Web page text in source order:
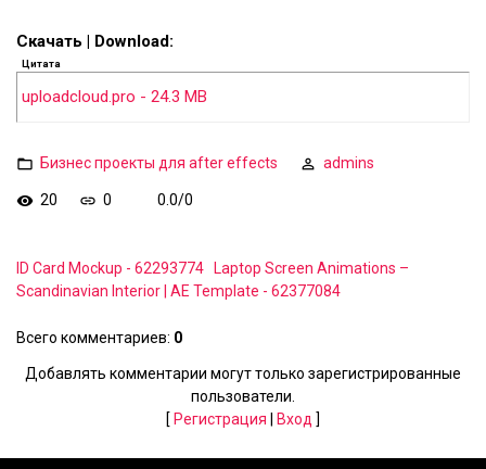
Скачать | Download:
Цитата
uploadcloud.pro - 24.3 MB
Бизнес проекты для after effects admins
20 0 0.0/0
ID Card Mockup - 62293774
Laptop Screen Animations –
Scandinavian Interior | AE Template - 62377084
Всего комментариев: 0
Добавлять комментарии могут только зарегистрированные
пользователи.
[ Регистрация Вход ]